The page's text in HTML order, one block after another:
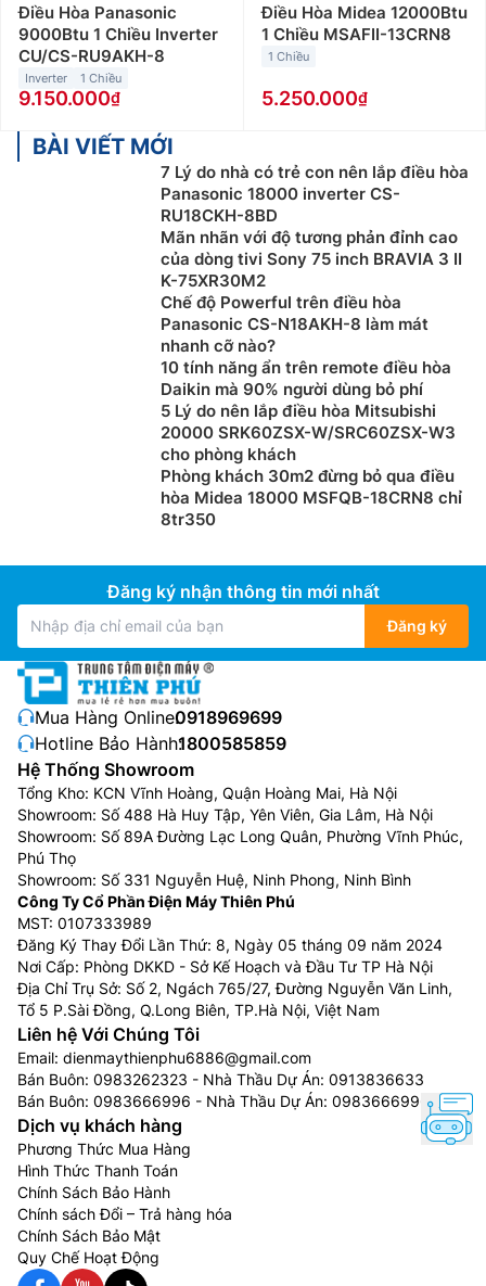
Điều Hòa Panasonic
9000Btu 1 Chiều Inverter
CU/CS-RU9AKH-8
Inverter 1 Chiều
9.150.000
Điều Hòa Midea 12000Btu
1 Chiều MSAFII-13CRN8
1 Chiều
5.250.000
BÀI VIẾT MỚI
7 Lý do nhà có trẻ con nên lắp điều hòa
Panasonic 18000 inverter CS-
RU18CKH-8BD
Mãn nhãn với độ tương phản đỉnh cao
của dòng tivi Sony 75 inch BRAVIA 3 II
K-75XR30M2
Chế độ Powerful trên điều hòa
Panasonic CS-N18AKH-8 làm mát
nhanh cỡ nào?
10 tính năng ẩn trên remote điều hòa
Daikin mà 90% người dùng bỏ phí
5 Lý do nên lắp điều hòa Mitsubishi
20000 SRK60ZSX-W/SRC60ZSX-W3
cho phòng khách
Phòng khách 30m2 đừng bỏ qua điều
hòa Midea 18000 MSFQB-18CRN8 chỉ
8tr350
Đăng ký nhận thông tin mới nhất
Đăng ký
Mua Hàng Online:0918969699
Hotline Bảo Hành:1800585859
Hệ Thống Showroom
Tổng Kho: KCN Vĩnh Hoàng, Quận Hoàng Mai, Hà Nội
Showroom: Số 488 Hà Huy Tập, Yên Viên, Gia Lâm, Hà Nội
Showroom: Số 89A Đường Lạc Long Quân, Phường Vĩnh Phúc,
Phú Thọ
Showroom: Số 331 Nguyễn Huệ, Ninh Phong, Ninh Bình
Công Ty Cổ Phần Điện Máy Thiên Phú
MST: 0107333989
Đăng Ký Thay Đổi Lần Thứ: 8, Ngày 05 tháng 09 năm 2024
Nơi Cấp: Phòng DKKD - Sở Kế Hoạch và Đầu Tư TP Hà Nội
Địa Chỉ Trụ Sở: Số 2, Ngách 765/27, Đường Nguyễn Văn Linh,
Tổ 5 P.Sài Đồng, Q.Long Biên, TP.Hà Nội, Việt Nam
Liên hệ Với Chúng Tôi
Email: dienmaythienphu6886@gmail.com
Bán Buôn: 0983262323 - Nhà Thầu Dự Án: 0913836633
Bán Buôn: 0983666996 - Nhà Thầu Dự Án: 0983666996
Dịch vụ khách hàng
Phương Thức Mua Hàng
Hình Thức Thanh Toán
Chính Sách Bảo Hành
Chính sách Đổi – Trả hàng hóa
Chính Sách Bảo Mật
Quy Chế Hoạt Động